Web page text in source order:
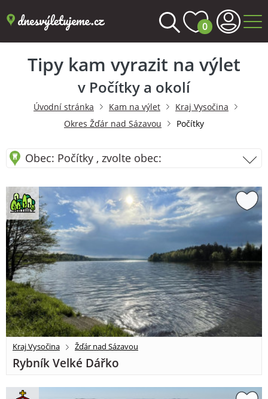
0
Tipy kam vyrazit na výlet
v Počítky a okolí
Úvodní stránka Kam na výlet
Kraj Vysočina
Okres Žďár nad Sázavou
Počítky
Obec: Počítky , zvolte obec:
Kraj Vysočina Žďár nad Sázavou
Rybník Velké Dářko